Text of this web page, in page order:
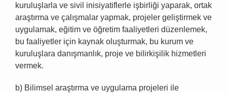
kuruluşlarla ve sivil inisiyatiflerle işbirliği yaparak, ortak
araştırma ve çalışmalar yapmak, projeler geliştirmek ve
uygulamak, eğitim ve öğretim faaliyetleri düzenlemek,
bu faaliyetler için kaynak oluşturmak, bu kurum ve
kuruluşlara danışmanlık, proje ve bilirkişilik hizmetleri
vermek.
b) Bilimsel araştırma ve uygulama projeleri ile